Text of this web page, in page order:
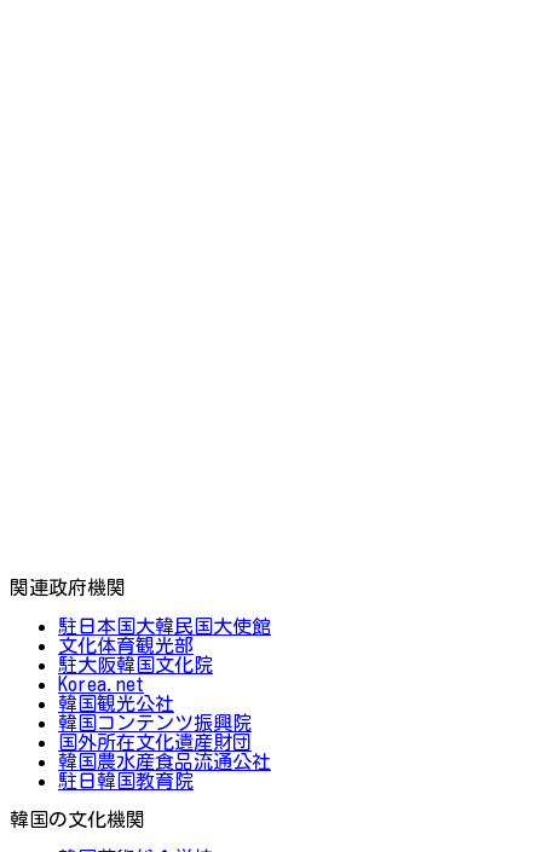
関連政府機関
駐日本国大韓民国大使館
文化体育観光部
駐大阪韓国文化院
Korea.net
韓国観光公社
韓国コンテンツ振興院
国外所在文化遺産財団
韓国農水産食品流通公社
駐日韓国教育院
韓国の文化機関